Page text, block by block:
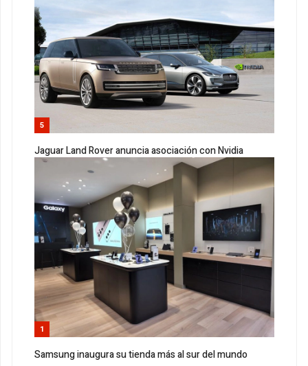
5
Jaguar Land Rover anuncia asociación con Nvidia
1
Samsung inaugura su tienda más al sur del mundo